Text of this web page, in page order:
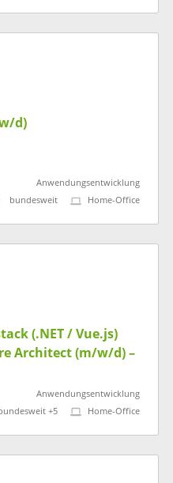
d)
Anwendungsentwicklung
bundesweit
Home-Office
(.NET / Vue.js)
Architect (m/w/d) –
Anwendungsentwicklung
+5
Home-Office